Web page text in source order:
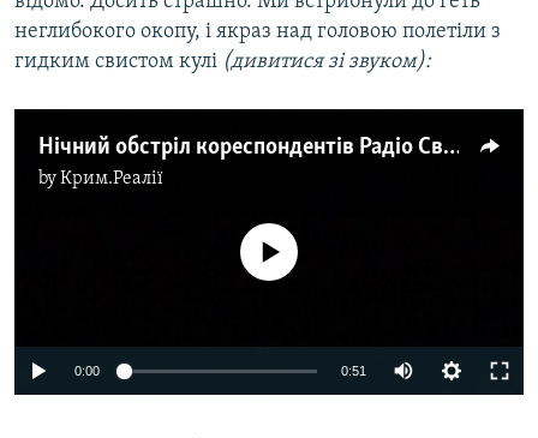
неглибокого окопу, і якраз над головою полетіли з
гидким свистом кулі (дивитися зі звуком):
Нічний обстріл кореспондентів Радіо Свобода під час дороги на позиції ЗСУ під Попасною
byКрим.Реалії
No media source currently available
0:00 0:51